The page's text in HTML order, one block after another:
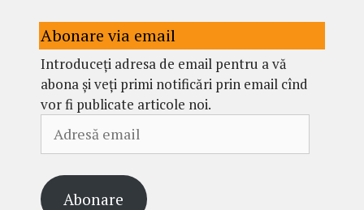
Abonare via email
Introduceți adresa de email pentru a vă
abona și veți primi notificări prin email cînd
vor fi publicate articole noi.
email
Abonare